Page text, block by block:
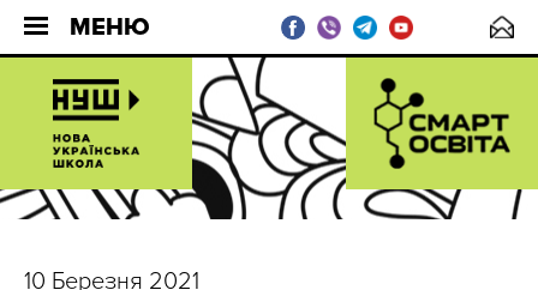
МЕНЮ
10 Березня 2021